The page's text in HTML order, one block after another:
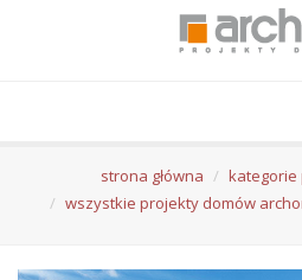
strona główna
kategorie
wszystkie projekty domów